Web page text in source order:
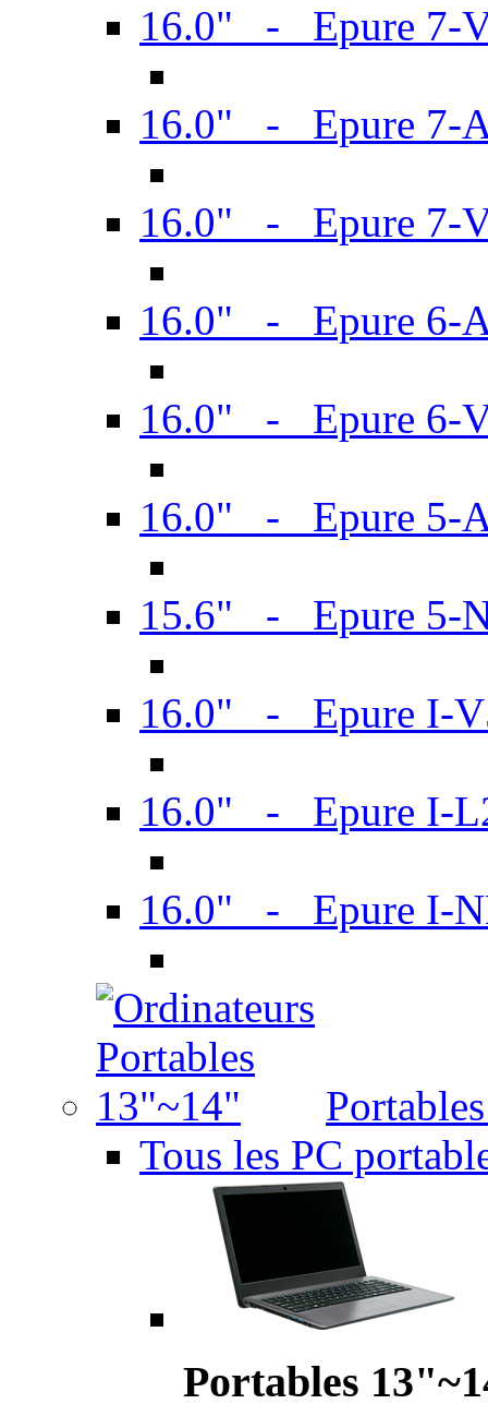
16.0" - Epure 7-
16.0" - Epure 7-
16.0" - Epure 7-
16.0" - Epure 6-
16.0" - Epure 6-
16.0" - Epure 5-
15.6" - Epure 5-
16.0" - Epure I-
16.0" - Epure I-
16.0" - Epure I-
Tous les PC
Portables